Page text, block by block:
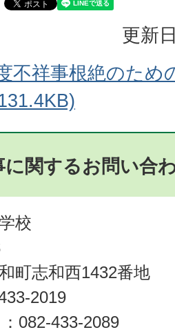
更新
不祥事根絶のため
に関するお問い合
校
町志和西1432番地
2019
082-433-2089